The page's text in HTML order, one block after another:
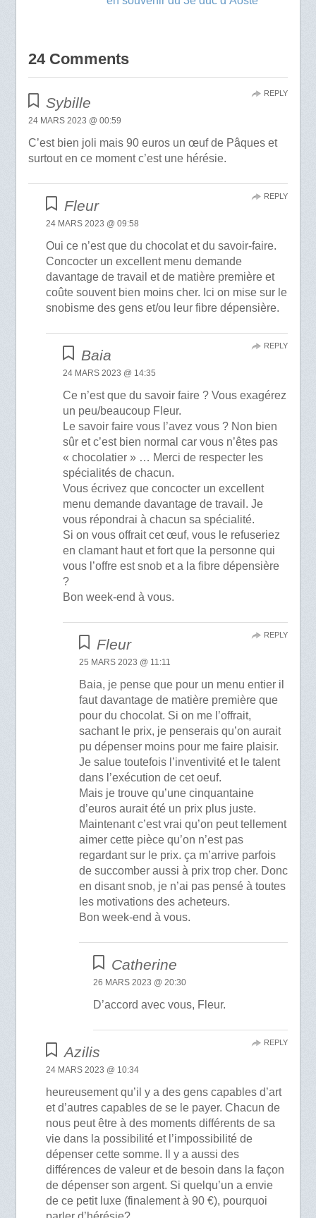
24 Comments
Sybille
24 MARS 2023 @ 00:59
C’est bien joli mais 90 euros un œuf de Pâques et
surtout en ce moment c’est une hérésie.
REPLY
Fleur
24 MARS 2023 @ 09:58
Oui ce n’est que du chocolat et du savoir-faire.
Concocter un excellent menu demande
davantage de travail et de matière première et
coûte souvent bien moins cher. Ici on mise sur le
snobisme des gens et/ou leur fibre dépensière.
REPLY
Baia
24 MARS 2023 @ 14:35
Ce n’est que du savoir faire ? Vous exagérez
un peu/beaucoup Fleur.
Le savoir faire vous l’avez vous ? Non bien
sûr et c’est bien normal car vous n’êtes pas
« chocolatier » … Merci de respecter les
spécialités de chacun.
Vous écrivez que concocter un excellent
menu demande davantage de travail. Je
vous répondrai à chacun sa spécialité.
Si on vous offrait cet œuf, vous le refuseriez
en clamant haut et fort que la personne qui
vous l’offre est snob et a la fibre dépensière
?
Bon week-end à vous.
REPLY
Fleur
25 MARS 2023 @ 11:11
Baia, je pense que pour un menu entier il
faut davantage de matière première que
pour du chocolat. Si on me l’offrait,
sachant le prix, je penserais qu’on aurait
pu dépenser moins pour me faire plaisir.
Je salue toutefois l’inventivité et le talent
dans l’exécution de cet oeuf.
Mais je trouve qu’une cinquantaine
d’euros aurait été un prix plus juste.
Maintenant c’est vrai qu’on peut tellement
aimer cette pièce qu’on n’est pas
regardant sur le prix. ça m’arrive parfois
de succomber aussi à prix trop cher. Donc
en disant snob, je n’ai pas pensé à toutes
les motivations des acheteurs.
Bon week-end à vous.
REPLY
Catherine
26 MARS 2023 @ 20:30
D’accord avec vous, Fleur.
Azilis
24 MARS 2023 @ 10:34
heureusement qu’il y a des gens capables d’art
et d’autres capables de se le payer. Chacun de
nous peut être à des moments différents de sa
vie dans la possibilité et l’impossibilité de
dépenser cette somme. Il y a aussi des
différences de valeur et de besoin dans la façon
de dépenser son argent. Si quelqu’un a envie
de ce petit luxe (finalement à 90 €), pourquoi
REPLY